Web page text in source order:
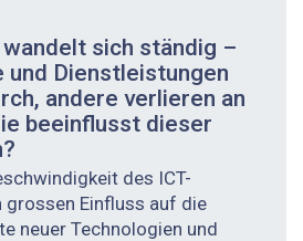
sich ständig –
und Dienstleistungen
andere verlieren an
beeinflusst dieser
des ICT-
grossen Einfluss auf die
neuer Technologien und